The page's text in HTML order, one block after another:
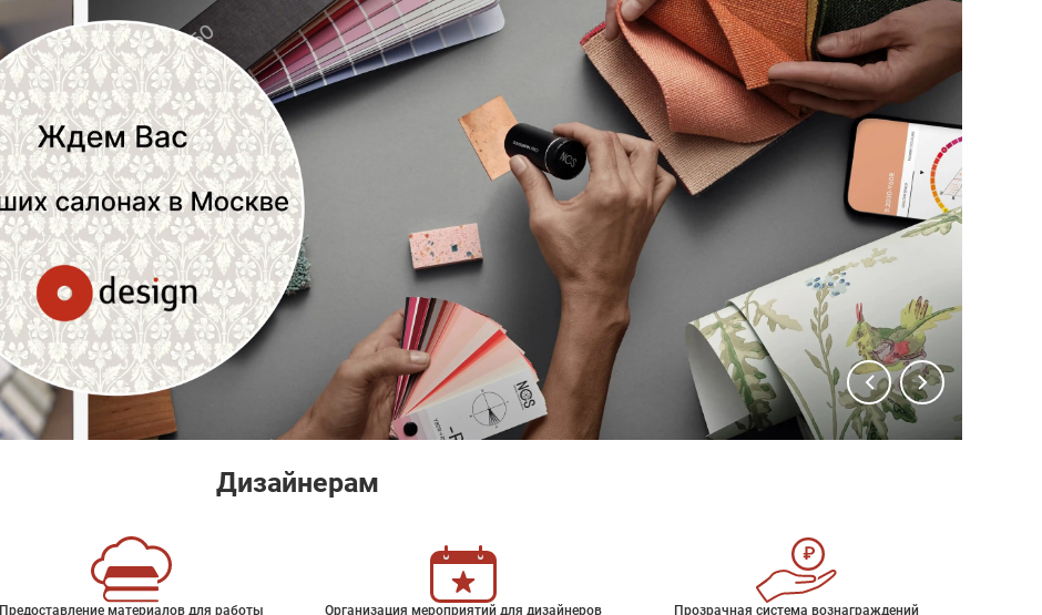
Дизайнерам
Предоставление материалов для работы Организация мероприятий для дизайнеров Прозрачная система вознаграждений